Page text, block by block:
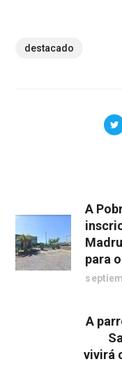
destacado
A
para
A
vivirá